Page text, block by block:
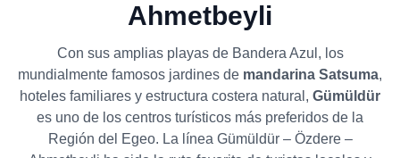
Ahmetbeyli
Con sus amplias playas de Bandera Azul, los
mundialmente famosos jardines de mandarina Satsuma,
hoteles familiares y estructura costera natural, Gümüldür
es uno de los centros turísticos más preferidos de la
Región del Egeo. La línea Gümüldür – Özdere –